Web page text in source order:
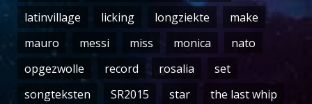
latinvillage
licking longziekte
make
mauro
messi miss monica
nato
opgezwolle
record rosalia
set
songteksten
SR2015 star the last whip